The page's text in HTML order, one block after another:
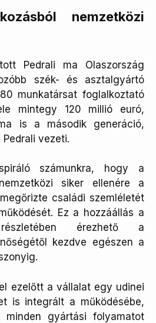
nemzetközi
Pedrali ma Olaszország
szék- és asztalgyártó
munkatársat foglalkoztató
mintegy 120 millió euró,
is a második generáció,
vezeti.
számunkra, hogy a
siker ellenére a
családi szemléletét
Ez a hozzáállás a
érezhető a
kezdve egészen a
ezelőtt a vállalat egy udinei
is integrált a működésébe,
gyártási folyamatot